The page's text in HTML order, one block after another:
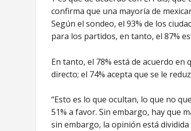
confirma que una mayoría de
Según el sondeo, el 93% de los
para los partidos, en tanto, el 87%
En tanto, el 78% está de acuerdo
directo; el 74% acepta que se le
“Esto es lo que ocultan, lo que no
51% a favor. Sin embargo, hay que
sin embargo, la opinión está